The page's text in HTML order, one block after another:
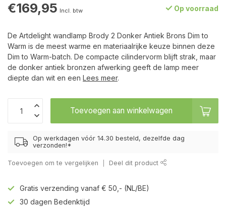
€169,95 Incl. btw Op voorraad
De Artdelight wandlamp Brody 2 Donker Antiek Brons Dim to
Warm is de meest warme en materiaalrijke keuze binnen deze
Dim to Warm-batch. De compacte cilindervorm blijft strak, maar
de donker antiek bronzen afwerking geeft de lamp meer
diepte dan wit en een Lees meer.
Toevoegen aan winkelwagen
Op werkdagen vóór 14.30 besteld, dezelfde dag
verzonden!*
Toevoegen om te vergelijken Deel dit product
Gratis verzending vanaf € 50,- (NL/BE)
30 dagen Bedenktijd